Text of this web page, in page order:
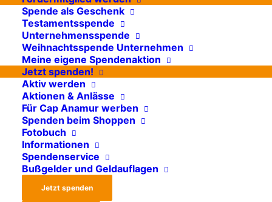
Spende als Geschenk
Testamentsspende
Unternehmensspende
Weihnachtsspende Unternehmen
Meine eigene Spendenaktion
Jetzt spenden!
Aktiv werden
Aktionen & Anlässe
Für Cap Anamur werben
Spenden beim Shoppen
Fotobuch
Informationen
Spendenservice
Bußgelder und Geldauflagen
Jetzt spenden
Weiterlesen